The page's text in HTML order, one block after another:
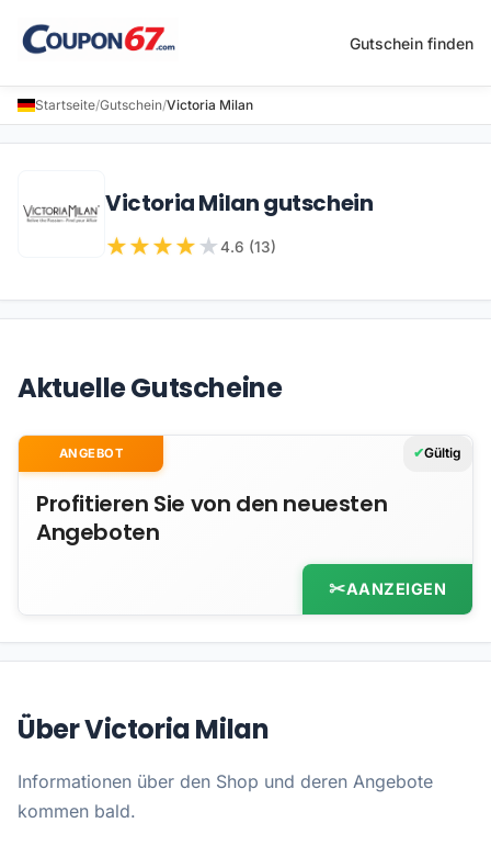
Gutschein finden
Startseite/Gutschein/Victoria Milan
Victoria Milan gutschein
★★★★ ★4.6 (13)
Aktuelle Gutscheine
ANGEBOT Gültig
Profitieren Sie von den neuesten
Angeboten
AANZEIGEN
Über Victoria Milan
Informationen über den Shop und deren Angebote
kommen bald.